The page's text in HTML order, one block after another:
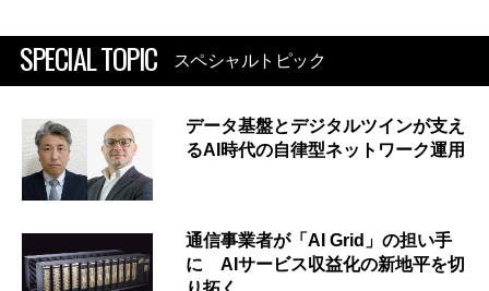
SPECIAL TOPIC スペシャルトピック
データ基盤とデジタルツインが支え
るAI時代の自律型ネットワーク運用
通信事業者が「AI Grid」の担い手
に AIサービス収益化の新地平を切